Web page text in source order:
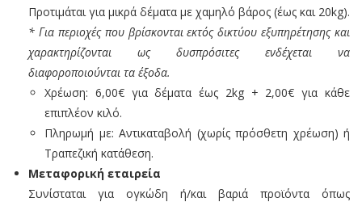
MAX
ΈΜΒΟΛΑ
ΑΈΡΟΣ
ΒΑΛΒΊΔΕΣ
ΑΈΡΟΣ
ΑΈΡΟΣ
Προτιμάται για μικρά δέματα με χαμηλό βάρος (έως και 20kg).
* Για περιοχές που βρίσκονται εκτός δικτύου εξυπηρέτησης και
χαρακτηρίζονται ως δυσπρόσιτες ενδέχεται να
διαφοροποιούνται τα έξοδα.
Χρέωση: 6,00€ για δέματα έως 2kg + 2,00€ για κάθε
επιπλέον κιλό.
Πληρωμή με: Αντικαταβολή (χωρίς πρόσθετη χρέωση) ή
Τραπεζική κατάθεση.
Μεταφορική εταιρεία
Συνίσταται για ογκώδη ή/και βαριά προϊόντα όπως